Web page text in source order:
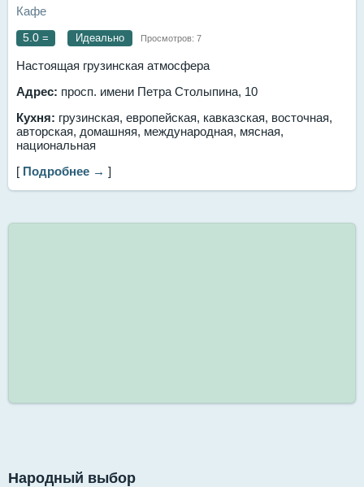
Кафе
5.0 = Идеально Просмотров: 7
Настоящая грузинская атмосфера
Адрес: просп. имени Петра Столыпина, 10
Кухня: грузинская, европейская, кавказская, восточная,
авторская, домашняя, международная, мясная,
национальная
[ Подробнее → ]
Народный выбор